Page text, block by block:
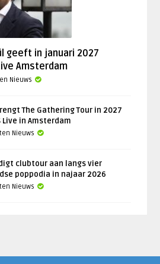
geeft in januari 2027
Amsterdam
Nieuws
The Gathering Tour in 2027
Live in Amsterdam
Nieuws
clubtour aan langs vier
poppodia in najaar 2026
Nieuws